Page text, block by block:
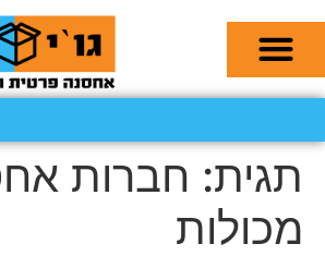
תגית: חברות
מכולות